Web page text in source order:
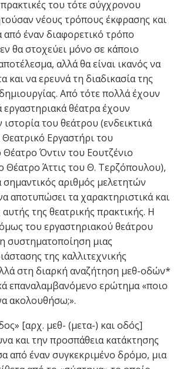
του τότε σύγχρονου
νέους τρόπους έκφρασης και
από έναν διαφορετικό τρόπο
θα στοχεύει μόνο σε κάποιο
αλλά θα είναι ικανός να
και να ερευνά τη διαδικασία της
Από τότε πολλά έχουν
εργαστηριακά θέατρα έχουν
του θεάτρου (ενδεικτικά
Εργαστήρι του
Όντιν του Εουτζένιο
Θέατρο Άττις του Θ. Τερζόπουλου),
αριθμός μελετητών
αποτυπώσει τα χαρακτηριστικά και
αυτής της θεατρικής πρακτικής. Η
του εργαστηριακού θεάτρου
συστηματοποίηση μιας
της καλλιτεχνικής
στη διαρκή αναζήτηση μεθ-οδών*
επαναλαμβανόμενο ερώτημα «ποιο
ακολουθήσω;».
[αρχ. μεθ- (μετα-) και οδός]
και την προσπάθεια κατάκτησης
από έναν συγκεκριμένο δρόμο, μια